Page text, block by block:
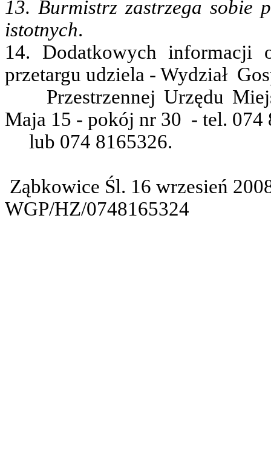
13. Burmistrz zastrzega sobie
istotnych.
14. Dodatkowych informacji
przetargu udziela - Wydział
Przestrzennej Urzędu
Maja 15 - pokój nr 30 - tel.
lub 074 8165326.
Ząbkowice Śl. 16 wrzesień
WGP/HZ/0748165324